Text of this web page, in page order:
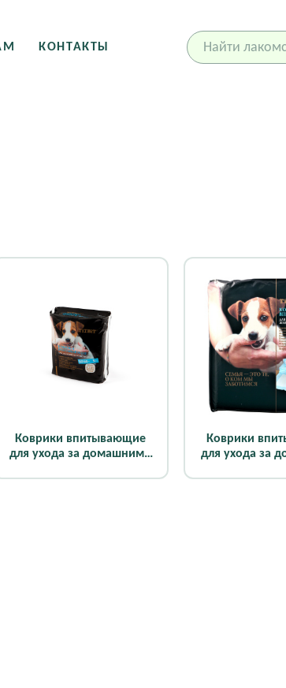
КОНТАКТЫ
Коврики впитывающие
для ухода за домашними
Коврики
для ухода за